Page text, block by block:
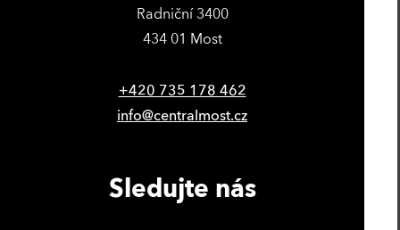
Radniční 3400
434 01 Most
+420 735 178 462
info@centralmost.cz
Sledujte nás